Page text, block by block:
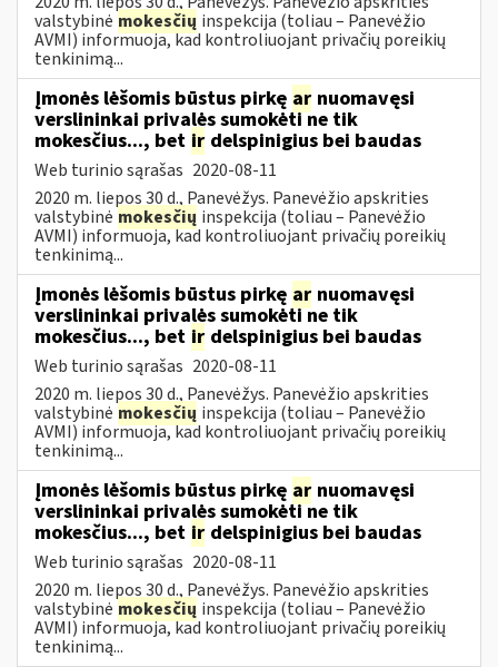
valstybinė mokesčių inspekcija (toliau – Panevėžio
AVMI) informuoja, kad kontroliuojant privačių poreikių
tenkinimą...
Įmonės lėšomis būstus pirkę ar nuomavęsi
verslininkai privalės sumokėti ne tik
mokesčius..., bet ir delspinigius bei baudas
Web turinio sąrašas 2020-08-11
2020 m. liepos 30 d., Panevėžys. Panevėžio apskrities
valstybinė mokesčių inspekcija (toliau – Panevėžio
AVMI) informuoja, kad kontroliuojant privačių poreikių
tenkinimą...
Įmonės lėšomis būstus pirkę ar nuomavęsi
verslininkai privalės sumokėti ne tik
mokesčius..., bet ir delspinigius bei baudas
Web turinio sąrašas 2020-08-11
2020 m. liepos 30 d., Panevėžys. Panevėžio apskrities
valstybinė mokesčių inspekcija (toliau – Panevėžio
AVMI) informuoja, kad kontroliuojant privačių poreikių
tenkinimą...
Įmonės lėšomis būstus pirkę ar nuomavęsi
verslininkai privalės sumokėti ne tik
mokesčius..., bet ir delspinigius bei baudas
Web turinio sąrašas 2020-08-11
2020 m. liepos 30 d., Panevėžys. Panevėžio apskrities
valstybinė mokesčių inspekcija (toliau – Panevėžio
AVMI) informuoja, kad kontroliuojant privačių poreikių
tenkinimą...